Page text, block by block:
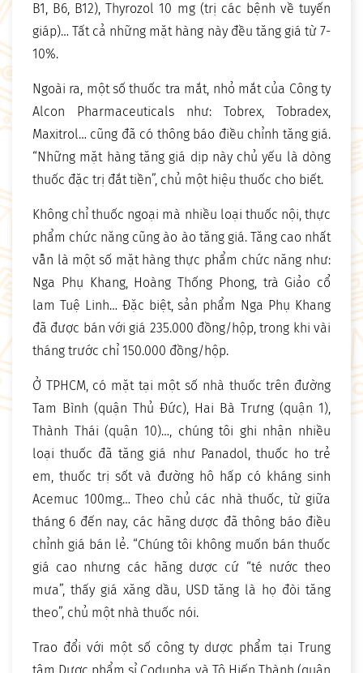
B1, B6, B12), Thyrozol 10 mg (trị các bệnh về tuyến
giáp)… Tất cả những mặt hàng này đều tăng giá từ 7-
10%.
Ngoài ra, một số thuốc tra mắt, nhỏ mắt của Công ty
Alcon Pharmaceuticals như: Tobrex, Tobradex,
Maxitrol… cũng đã có thông báo điều chỉnh tăng giá.
“Những mặt hàng tăng giá dịp này chủ yếu là dòng
thuốc đặc trị đắt tiền”, chủ một hiệu thuốc cho biết.
Không chỉ thuốc ngoại mà nhiều loại thuốc nội, thực
phẩm chức năng cũng ào ào tăng giá. Tăng cao nhất
vẫn là một số mặt hàng thực phẩm chức năng như:
Nga Phụ Khang, Hoàng Thống Phong, trà Giảo cổ
lam Tuệ Linh… Đặc biệt, sản phẩm Nga Phụ Khang
đã được bán với giá 235.000 đồng/hộp, trong khi vài
tháng trước chỉ 150.000 đồng/hộp.
Ở TPHCM, có mặt tại một số nhà thuốc trên đường
Tam Bình (quận Thủ Đức), Hai Bà Trưng (quận 1),
Thành Thái (quận 10)…, chúng tôi ghi nhận nhiều
loại thuốc đã tăng giá như Panadol, thuốc ho trẻ
em, thuốc trị sốt và đường hô hấp có kháng sinh
Acemuc 100mg… Theo chủ các nhà thuốc, từ giữa
tháng 6 đến nay, các hãng dược đã thông báo điều
chỉnh giá bán lẻ. “Chúng tôi không muốn bán thuốc
giá cao nhưng các hãng dược cứ “té nước theo
mưa”, thấy giá xăng dầu, USD tăng là họ đòi tăng
theo”, chủ một nhà thuốc nói.
Trao đổi với một số công ty dược phẩm tại Trung